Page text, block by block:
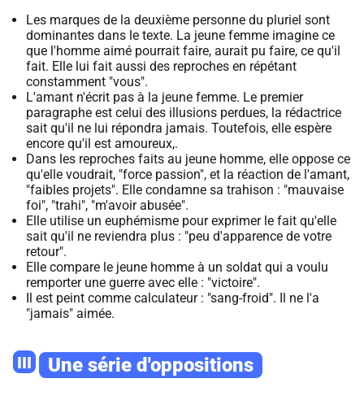
Les marques de la deuxième personne du pluriel sont
dominantes dans le texte. La jeune femme imagine ce
que l'homme aimé pourrait faire, aurait pu faire, ce qu'il
fait. Elle lui fait aussi des reproches en répétant
constamment "vous".
L'amant n'écrit pas à la jeune femme. Le premier
paragraphe est celui des illusions perdues, la rédactrice
sait qu'il ne lui répondra jamais. Toutefois, elle espère
encore qu'il est amoureux,.
Dans les reproches faits au jeune homme, elle oppose ce
qu'elle voudrait, "force passion", et la réaction de l'amant,
"faibles projets". Elle condamne sa trahison : "mauvaise
foi", "trahi", "m'avoir abusée".
Elle utilise un euphémisme pour exprimer le fait qu'elle
sait qu'il ne reviendra plus : "peu d'apparence de votre
retour".
Elle compare le jeune homme à un soldat qui a voulu
remporter une guerre avec elle : "victoire".
Il est peint comme calculateur : "sang-froid". Il ne l'a
"jamais" aimée.
III Une série d'oppositions